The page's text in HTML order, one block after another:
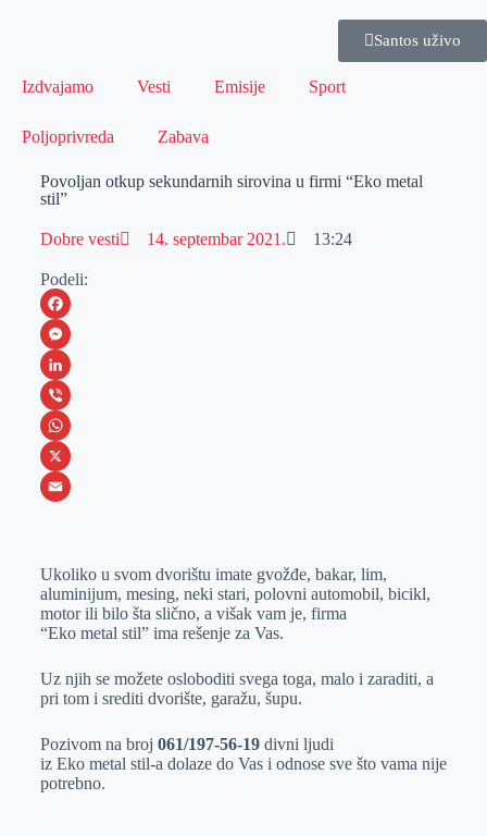
Santos uživo
Izdvajamo Vesti Emisije Sport
Poljoprivreda Zabava
Povoljan otkup sekundarnih sirovina u firmi “Eko metal
stil”
Dobre vesti 14. septembar 2021. 13:24
Podeli:
F
a
c
e
b
o
M
e
s
s
e
e
r
L
i
n
k
I
n
V
i
b
W
h
s
A
p
p
X
a
i
Ukoliko u svom dvorištu imate gvožđe, bakar, lim,
aluminijum, mesing, neki stari, polovni automobil, bicikl,
motor ili bilo šta slično, a višak vam je, firma
“Eko metal stil” ima rešenje za Vas.
Uz njih se možete osloboditi svega toga, malo i zaraditi, a
pri tom i srediti dvorište, garažu, šupu.
Pozivom na broj 061/197-56-19divni ljudi
iz Eko metal stil-a dolaze do Vas i odnose sve što vama nije
potrebno.